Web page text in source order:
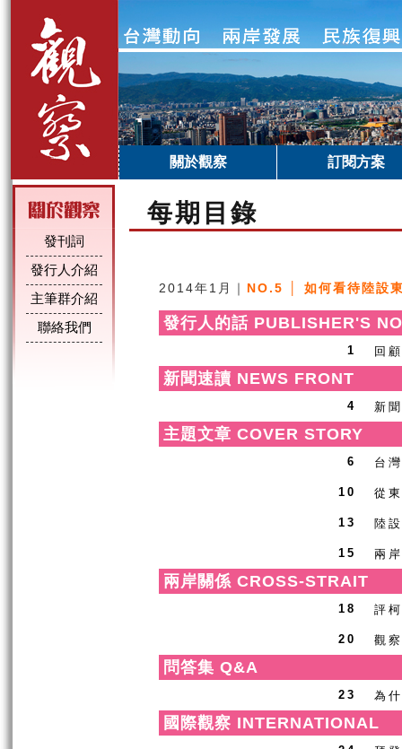
關於觀察 訂閱方案
發刊詞
發行人介紹
主筆群介紹
聯絡我們
每期目錄
2014年1月｜ NO.5 │ 如何看待陸設
發行人的話 PUBLISHER'S
1 回
新聞速讀 NEWS FRONT
4 新
主題文章 COVER STORY
6 台
10 從
13 陸
15 兩
兩岸關係 CROSS-STRAIT
18 評
20 觀
問答集 Q&A
23 為
國際觀察 INTERNATIONAL